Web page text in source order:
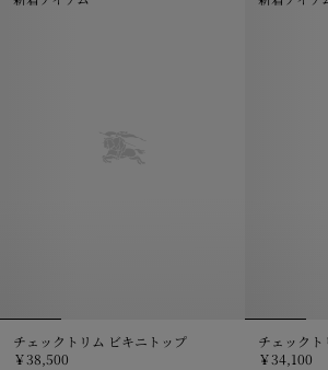
チェックトリム ビキニトップ
￥38,500
チェックト
￥34,100